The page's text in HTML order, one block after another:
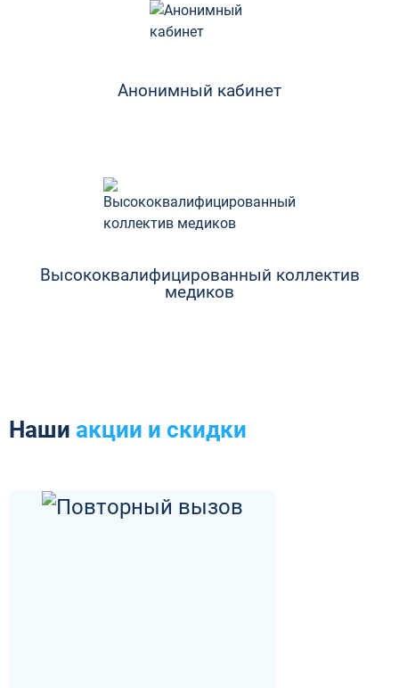
Анонимный кабинет
Высококвалифицированный коллектив
медиков
Наши акции и скидки